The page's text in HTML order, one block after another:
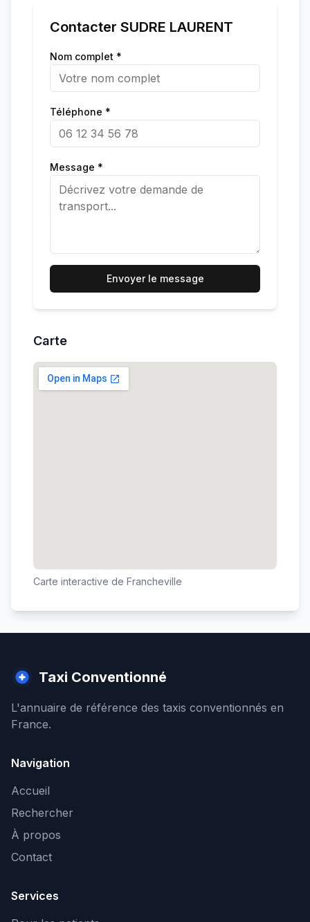
Contacter SUDRE LAURENT
Nom complet *
Téléphone *
Message *
Envoyer le message
Carte
Carte interactive de Francheville
Taxi Conventionné
L'annuaire de référence des taxis conventionnés en
France.
Navigation
Accueil
Rechercher
À propos
Contact
Services